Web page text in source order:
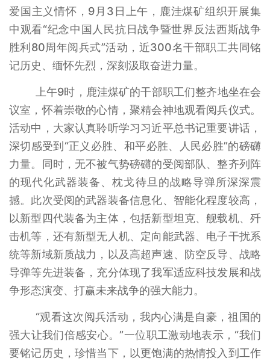
爱国主义情怀，9月3日上午，鹿洼煤矿组织开展集
中观看“纪念中国人民抗日战争暨世界反法西斯战争
胜利80周年阅兵式”活动，近300名干部职工共同铭
记历史、缅怀先烈，深刻汲取奋进力量。
上午9时，鹿洼煤矿的干部职工们整齐地坐在会
议室，怀着崇敬的心情，聚精会神地观看阅兵仪式。
活动中，大家认真聆听学习习近平总书记重要讲话，
深切感受到“正义必胜、和平必胜、人民必胜”的磅礴
力量。同时，无不被气势磅礴的受阅部队、整齐列阵
的现代化武器装备、枕戈待旦的战略导弹所深深震
撼。此次受阅的武器装备信息化、智能化程度较高，
以新型四代装备为主体，包括新型坦克、舰载机、歼
击机等，还有新型无人机、定向能武器、电子干扰系
统等新域新质战力，以及高超声速、防空反导、战略
导弹等先进装备，充分体现了我军适应科技发展和战
争形态演变、打赢未来战争的强大能力。
“观看这次阅兵活动，我内心满是自豪，祖国的
强大让我们倍感安心。”一位职工激动地表示，“我们
要铭记历史，珍惜当下，以更饱满的热情投入到工作